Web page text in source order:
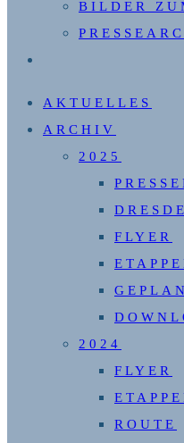
BILDER
UMSCHALTEN
AKTUELLES
ARCHIV
2025
FLYER
2024
FLYER
ROUTE